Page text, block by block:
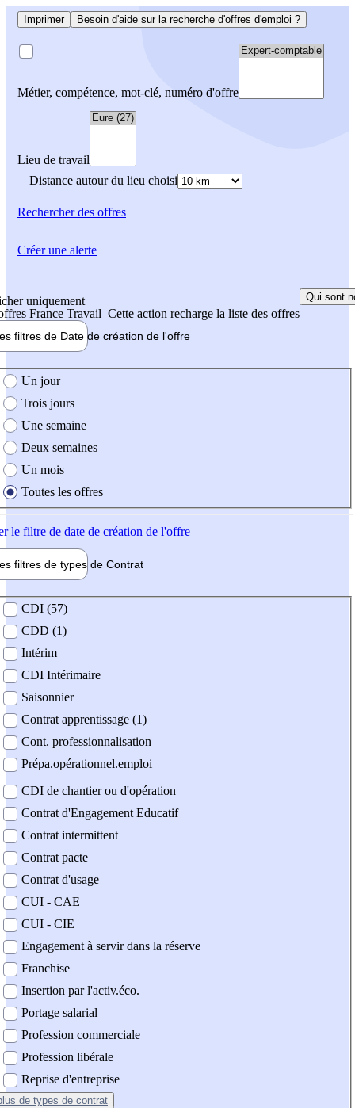
Imprimer Besoin d'aide sur la recherche d'offres d'emploi ?
Métier, compétence, mot-clé, numéro d'offre
Lieu de travail
Distance autour du lieu choisi
Rechercherdes offres
uniquement
France Travail Cette action recharge la liste des offres
Qui sont
filtres de Date de création de l'offre
création de l'offre
Un jour
Trois jours
Une semaine
Deux semaines
Un mois
Toutes les offres
le filtre de date de création de l'offre
filtres de types de Contrat
contrat
CDI (57)
CDD (1)
Intérim
CDI Intérimaire
Saisonnier
Contrat apprentissage (1)
Cont. professionnalisation
Prépa.opérationnel.emploi
CDI de chantier ou d'opération
Contrat d'Engagement Educatif
Contrat intermittent
Contrat pacte
Contrat d'usage
CUI - CAE
CUI - CIE
Engagement à servir dans la réserve
Franchise
Insertion par l'activ.éco.
Portage salarial
Profession commerciale
Profession libérale
Reprise d'entreprise
de types de contrat
Créer une alerte